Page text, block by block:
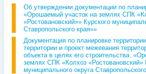
Об утверждении документации по
«Орошаемый участок на землях СПК
«Ростовановский»» Курского
Ставропольского края»»
Документация по планировке
территории и проект межевания
объекта в целях его строительства.
землях СПК «Колхоз «Ростовановский»
муниципального округа